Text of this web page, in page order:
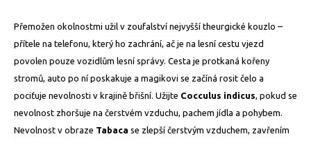
Přemožen okolnostmi užil v zoufalství nejvyšší theurgické kouzlo –
přítele na telefonu, který ho zachrání, ač je na lesní cestu vjezd
povolen pouze vozidlům lesní správy. Cesta je protkaná kořeny
stromů, auto po ní poskakuje a magikovi se začíná rosit čelo a
pociťuje nevolnosti v krajině břišní. Užijte Cocculus indicus , pokud se
nevolnost zhoršuje na čerstvém vzduchu, pachem jídla a pohybem.
Nevolnost v obraze Tabaca se zlepší čerstvým vzduchem, zavřením